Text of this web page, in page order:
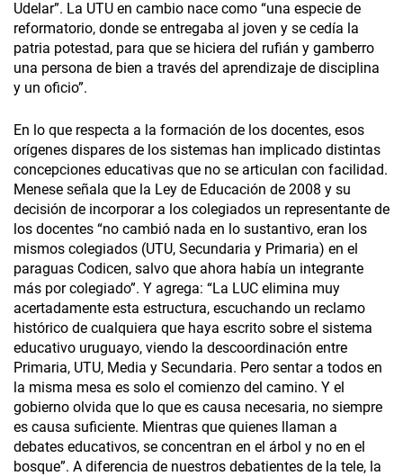
Udelar”. La UTU en cambio nace como “una especie de
reformatorio, donde se entregaba al joven y se cedía la
patria potestad, para que se hiciera del rufián y gamberro
una persona de bien a través del aprendizaje de disciplina
y un oficio”.
En lo que respecta a la formación de los docentes, esos
orígenes dispares de los sistemas han implicado distintas
concepciones educativas que no se articulan con facilidad.
Menese señala que la Ley de Educación de 2008 y su
decisión de incorporar a los colegiados un representante de
los docentes “no cambió nada en lo sustantivo, eran los
mismos colegiados (UTU, Secundaria y Primaria) en el
paraguas Codicen, salvo que ahora había un integrante
más por colegiado”. Y agrega: “La LUC elimina muy
acertadamente esta estructura, escuchando un reclamo
histórico de cualquiera que haya escrito sobre el sistema
educativo uruguayo, viendo la descoordinación entre
Primaria, UTU, Media y Secundaria. Pero sentar a todos en
la misma mesa es solo el comienzo del camino. Y el
gobierno olvida que lo que es causa necesaria, no siempre
es causa suficiente. Mientras que quienes llaman a
debates educativos, se concentran en el árbol y no en el
bosque”. A diferencia de nuestros debatientes de la tele, la